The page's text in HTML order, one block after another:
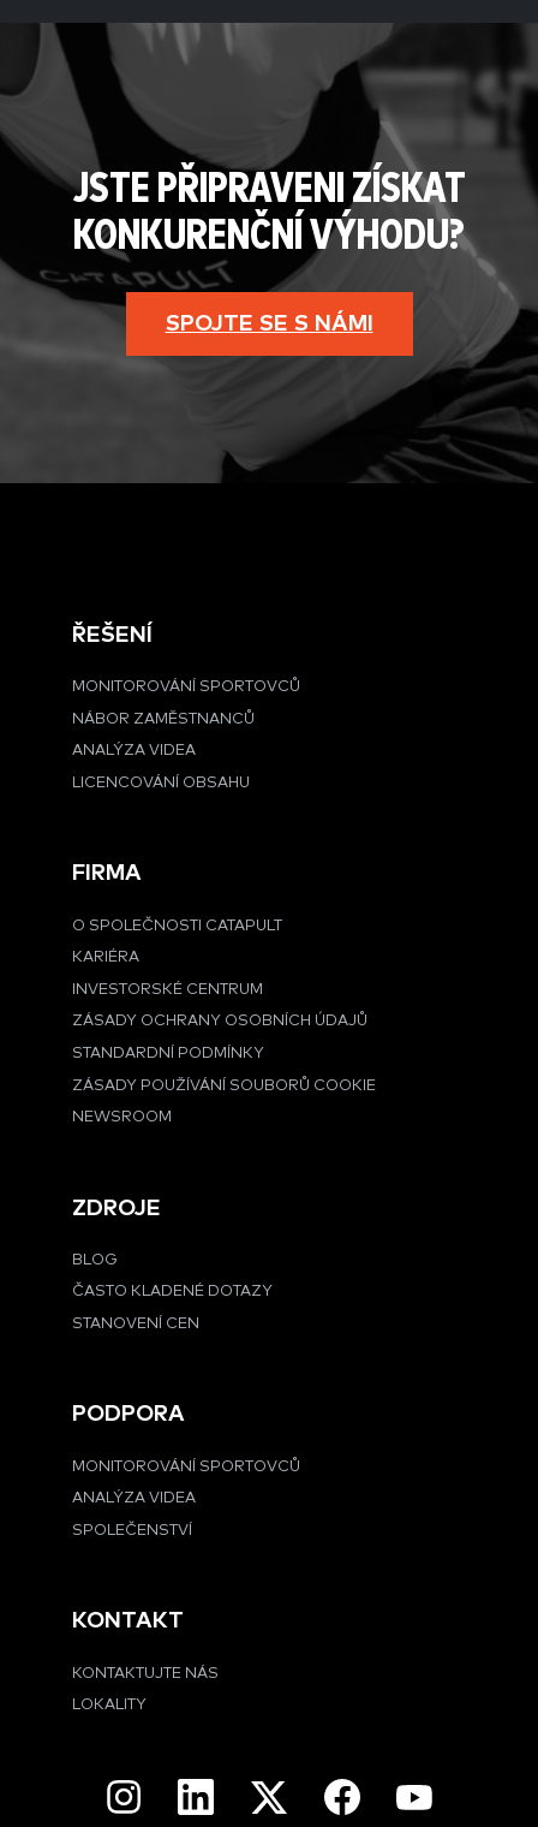
JSTE PŘIPRAVENI ZÍSKAT
KONKURENČNÍ VÝHODU?
SPOJTE SE S NÁMI
ŘEŠENÍ
MONITOROVÁNÍ SPORTOVCŮ
NÁBOR ZAMĚSTNANCŮ
ANALÝZA VIDEA
LICENCOVÁNÍ OBSAHU
FIRMA
O SPOLEČNOSTI CATAPULT
KARIÉRA
INVESTORSKÉ CENTRUM
ZÁSADY OCHRANY OSOBNÍCH ÚDAJŮ
STANDARDNÍ PODMÍNKY
ZÁSADY POUŽÍVÁNÍ SOUBORŮ COOKIE
NEWSROOM
ZDROJE
BLOG
ČASTO KLADENÉ DOTAZY
STANOVENÍ CEN
PODPORA
MONITOROVÁNÍ SPORTOVCŮ
ANALÝZA VIDEA
SPOLEČENSTVÍ
KONTAKT
KONTAKTUJTE NÁS
LOKALITY